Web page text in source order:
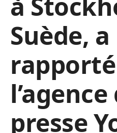
Suède, a
rapporté
l’agence
presse